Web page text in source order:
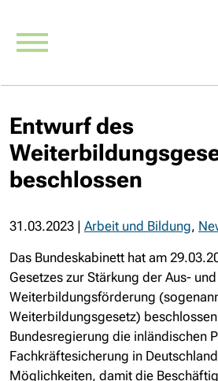
Entwurf des
beschlossen
31.03.2023 | Arbeit und Bildung,
Das Bundeskabinett hat am
Gesetzes zur Stärkung der Aus- und
Weiterbildungsförderung
Weiterbildungsgesetz)
Bundesregierung die inländischen
Fachkräftesicherung in
Möglichkeiten, damit die